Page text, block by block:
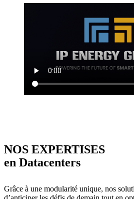
NOS EXPERTISES
en Datacenters
Grâce à une modularité unique, nos